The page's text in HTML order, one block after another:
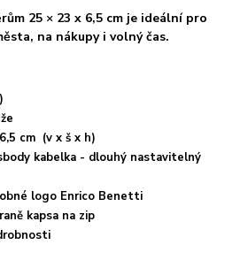
25 × 23 x 6,5 cm je ideální pro
na nákupy i volný čas.
cm (v x š x h)
kabelka - dlouhý nastavitelný
logo Enrico Benetti
kapsa na zip